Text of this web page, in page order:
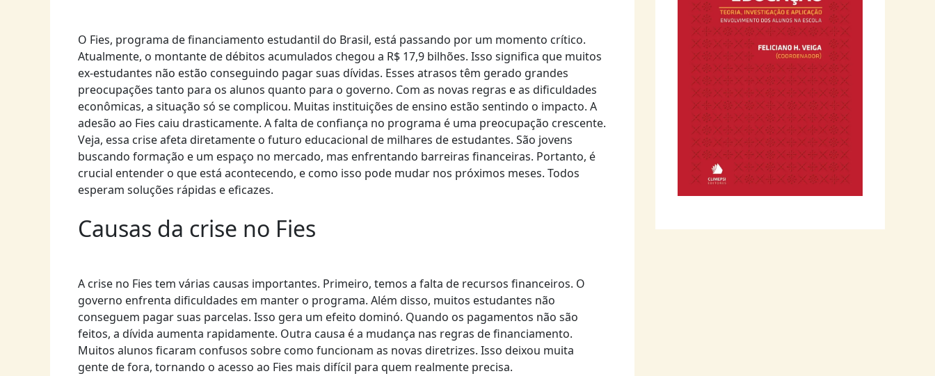
O Fies, programa de financiamento estudantil do Brasil, está passando por um momento crítico.
Atualmente, o montante de débitos acumulados chegou a R$ 17,9 bilhões. Isso significa que muitos
ex-estudantes não estão conseguindo pagar suas dívidas. Esses atrasos têm gerado grandes
preocupações tanto para os alunos quanto para o governo. Com as novas regras e as dificuldades
econômicas, a situação só se complicou. Muitas instituições de ensino estão sentindo o impacto. A
adesão ao Fies caiu drasticamente. A falta de confiança no programa é uma preocupação crescente.
Veja, essa crise afeta diretamente o futuro educacional de milhares de estudantes. São jovens
buscando formação e um espaço no mercado, mas enfrentando barreiras financeiras. Portanto, é
crucial entender o que está acontecendo, e como isso pode mudar nos próximos meses. Todos
esperam soluções rápidas e eficazes.
Causas da crise no Fies
A crise no Fies tem várias causas importantes. Primeiro, temos a falta de recursos financeiros. O
governo enfrenta dificuldades em manter o programa. Além disso, muitos estudantes não
conseguem pagar suas parcelas. Isso gera um efeito dominó. Quando os pagamentos não são
feitos, a dívida aumenta rapidamente. Outra causa é a mudança nas regras de financiamento.
Muitos alunos ficaram confusos sobre como funcionam as novas diretrizes. Isso deixou muita
gente de fora, tornando o acesso ao Fies mais difícil para quem realmente precisa.